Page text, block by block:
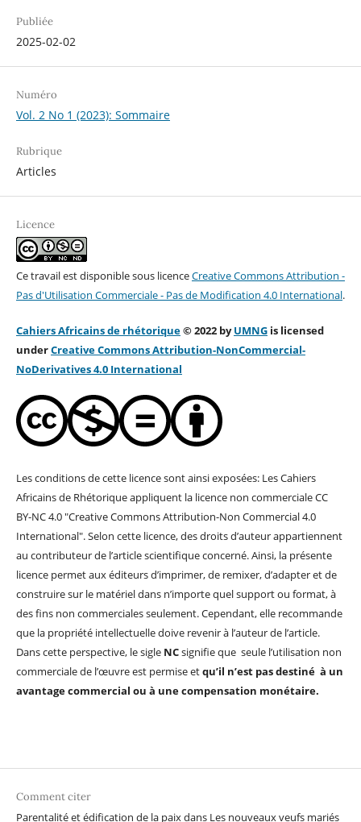
Publiée
2025-02-02
Numéro
Vol. 2 No 1 (2023): Sommaire
Rubrique
Articles
Licence
Ce travail est disponible sous licenceCreative Commons Attribution -
Pas d'Utilisation Commerciale - Pas de Modification 4.0 International.
Cahiers Africains de rhétorique© 2022 byUMNGis licensed
underCreative Commons Attribution-NonCommercial-
NoDerivatives 4.0 International
Les conditions de cette licence sont ainsi exposées: Les Cahiers
Africains de Rhétorique appliquent la licence non commerciale CC
BY-NC 4.0 "Creative Commons Attribution-Non Commercial 4.0
International". Selon cette licence, des droits d’auteur appartiennent
au contributeur de l’article scientifique concerné. Ainsi, la présente
licence permet aux éditeurs d’imprimer, de remixer, d’adapter et de
construire sur le matériel dans n’importe quel support ou format, à
des fins non commerciales seulement. Cependant, elle recommande
que la propriété intellectuelle doive revenir à l’auteur de l’article.
Dans cette perspective, le sigle NCsignifie que seule l’utilisation non
commerciale de l’œuvre est permise etqu’il n’est pas destiné à un
avantage commercial ou à une compensation monétaire.
Comment citer
Parentalité et édification de la paix dans Les nouveaux veufs mariés